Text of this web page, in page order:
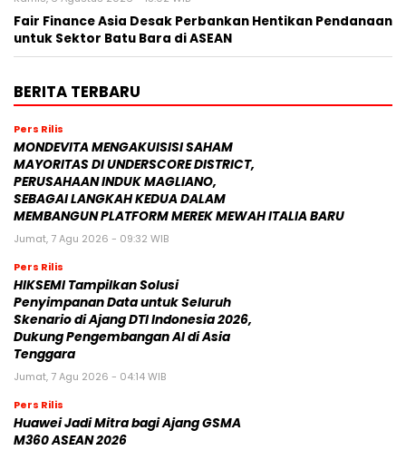
Fair Finance Asia Desak Perbankan Hentikan Pendanaan
untuk Sektor Batu Bara di ASEAN
BERITA TERBARU
Pers Rilis
MONDEVITA MENGAKUISISI SAHAM
MAYORITAS DI UNDERSCORE DISTRICT,
PERUSAHAAN INDUK MAGLIANO,
SEBAGAI LANGKAH KEDUA DALAM
MEMBANGUN PLATFORM MEREK MEWAH ITALIA BARU
Jumat, 7 Agu 2026 - 09:32 WIB
Pers Rilis
HIKSEMI Tampilkan Solusi
Penyimpanan Data untuk Seluruh
Skenario di Ajang DTI Indonesia 2026,
Dukung Pengembangan AI di Asia
Tenggara
Jumat, 7 Agu 2026 - 04:14 WIB
Pers Rilis
Huawei Jadi Mitra bagi Ajang GSMA
M360 ASEAN 2026